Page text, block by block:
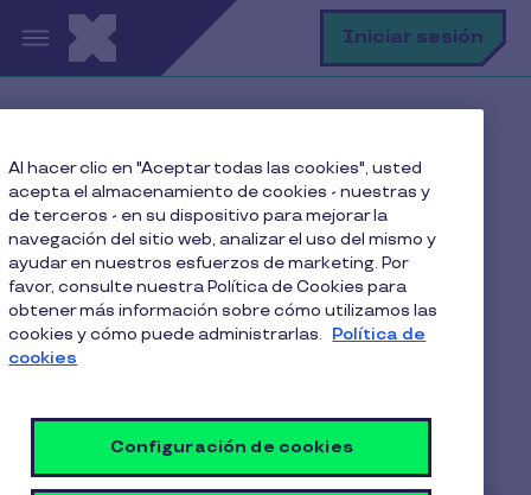
Pasar al contenido principal Iniciar sesión
¿Cómo afecta el aumento del desempleo en Chile a tu
empresa?
¿Cómo afecta el aumento
del desempleo en Chile a
5 Min de Lectura 29 Julio 2025
Al hacer clic en "Aceptar todas las cookies", usted
acepta el almacenamiento de cookies - nuestras y
de terceros - en su dispositivo para mejorar la
navegación del sitio web, analizar el uso del mismo y
ayudar en nuestros esfuerzos de marketing. Por
favor, consulte nuestra Política de Cookies para
obtener más información sobre cómo utilizamos las
cookies y cómo puede administrarlas. Política de
cookies
Configuración de cookies